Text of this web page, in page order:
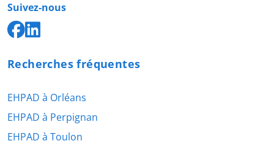
Suivez-nous
Recherches fréquentes
EHPAD à Orléans
EHPAD à Perpignan
EHPAD à Toulon